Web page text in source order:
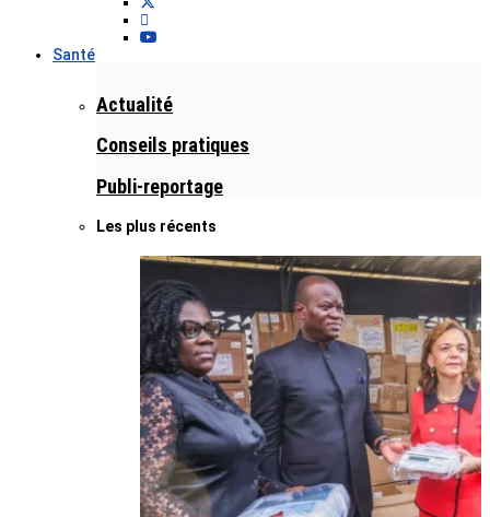
Santé
Actualité
Conseils pratiques
Publi-reportage
Les plus récents